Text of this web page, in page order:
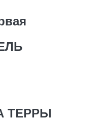
ТЕРРЫ